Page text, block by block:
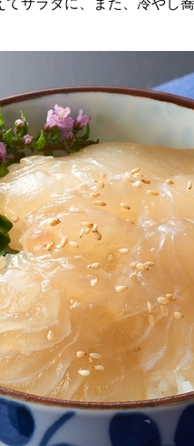
サラダに、また、冷やし